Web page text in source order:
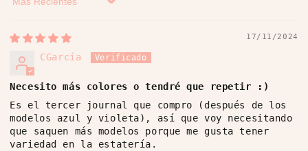
Sort by
17/11/2024
CGarcía
Necesito más colores o tendré que repetir :)
Es el tercer journal que compro (después de los
modelos azul y violeta), así que voy necesitando
que saquen más modelos porque me gusta tener
variedad en la estatería.